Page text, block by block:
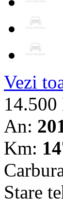
Vezi
An:
Km:
Stare